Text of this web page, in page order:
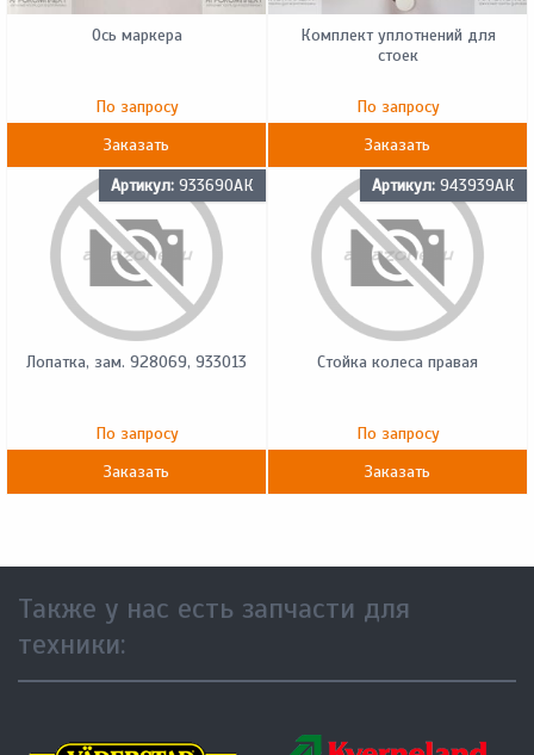
Ось маркера
По запросу
Заказать
Комплект уплотнений для
стоек
По запросу
Заказать
Артикул: 933690АК
Лопатка, зам. 928069, 933013
По запросу
Заказать
Артикул: 943939АК
Стойка колеса правая
По запросу
Заказать
Также у нас есть запчасти для
техники: